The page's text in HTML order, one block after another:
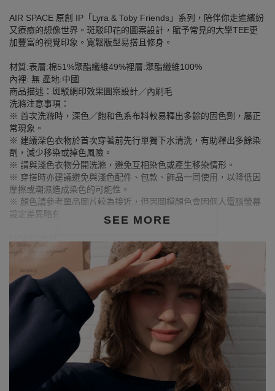
SEE MORE
AIR SPACE 原創 IP「Lyra & Toby Friends」系列，陪伴你走進繽紛
又療癒的想像世界。斑駁印花的圖案設計，賦予常見的大學TEE更
加豐富的視覺印象。寬鬆版型易搭且修身。
材質:表層:棉51%聚酯纖維49%裡層:聚酯纖維100%
內裡: 無 產地:中國
商品描述：斑駁網印效果圖案設計／內刷毛
洗滌注意事項：
※ 首次洗滌時，深色／飽和色系布料較易釋出多餘的固色劑，屬正
常現象。
※ 建議深色衣物於首次穿著前先行單獨下水清洗，有助釋出多餘染
劑，減少移染或掉色風險。
※ 請與淺色衣物分開洗滌，避免互相染色或產生移染情形。
※ 穿搭時亦建議避免與淺色配件、包款、飾品一同使用，以降低因
摩擦或潮濕造成染色的可能性。
※ 顏色請參考單品圖片較為接近，但因圖檔顏色會因個人電腦螢幕
設定差異略有不同，請以實際商品顏色為準。
身高175cm／胸圍Bust：83cm
腰圍Waist：60cm／臀圍hips：90cm
試穿報告：模特兒穿著S號